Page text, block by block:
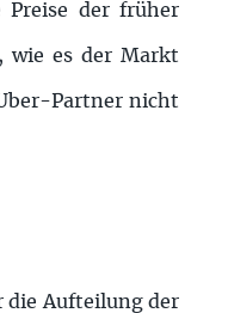
der früher
wie es der Markt
Partner nicht
die Aufteilung der